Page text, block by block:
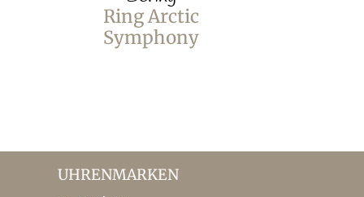
Ring Arctic
Symphony
UHRENMARKEN